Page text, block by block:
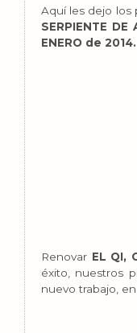
Aquí les dejo los
SERPIENTE
ENERO de 2014.
Renovar EL QI,
éxito, nuestros
nuevo trabajo,